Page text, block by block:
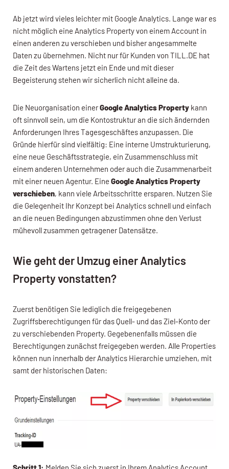
Ab jetzt wird vieles leichter mit Google Analytics. Lange war es
nicht möglich eine Analytics Property von einem Account in
einen anderen zu verschieben und bisher angesammelte
Daten zu übernehmen. Nicht nur für Kunden von TILL.DE hat
die Zeit des Wartens jetzt ein Ende und mit dieser
Begeisterung stehen wir sicherlich nicht alleine da.
Die Neuorganisation einerGoogle Analytics Property kann
oft sinnvoll sein, um die Kontostruktur an die sich ändernden
Anforderungen Ihres Tagesgeschäftes anzupassen. Die
Gründe hierfür sind vielfältig: Eine interne Umstrukturierung,
eine neue Geschäftsstrategie, ein Zusammenschluss mit
einem anderen Unternehmen oder auch die Zusammenarbeit
mit einer neuen Agentur. Eine Google Analytics Property
verschieben, kann viele Arbeitsschritte ersparen. Nutzen Sie
die Gelegenheit Ihr Konzept bei Analytics schnell und einfach
an die neuen Bedingungen abzustimmen ohne den Verlust
mühevoll zusammen getragener Datensätze.
Wie geht der Umzug einer Analytics
Property vonstatten?
Zuerst benötigen Sie lediglich die freigegebenen
Zugriffsberechtigungen für das Quell- und das Ziel-Konto der
zu verschiebenden Property. Gegebenenfalls müssen die
Berechtigungen zunächst freigegeben werden. Alle Properties
können nun innerhalb der Analytics Hierarchie umziehen, mit
samt der historischen Daten: